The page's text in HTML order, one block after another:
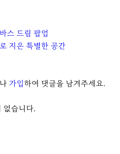
스 드림 팝업
지은 특별한 공간
가입하여 댓글을 남겨주세요.
없습니다.